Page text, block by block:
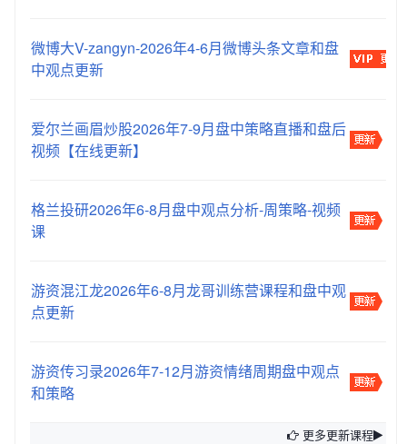
微博大V-zangyn-2026年4-6月微博头条文章和盘
中观点更新
爱尔兰画眉炒股2026年7-9月盘中策略直播和盘后
视频【在线更新】
格兰投研2026年6-8月盘中观点分析-周策略-视频
课
游资混江龙2026年6-8月龙哥训练营课程和盘中观
点更新
游资传习录2026年7-12月游资情绪周期盘中观点
和策略
更多更新课程